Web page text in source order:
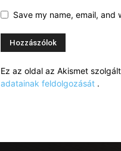
Save my name, email,
Ez az oldal az Akismet
adatainak feldolgozását .